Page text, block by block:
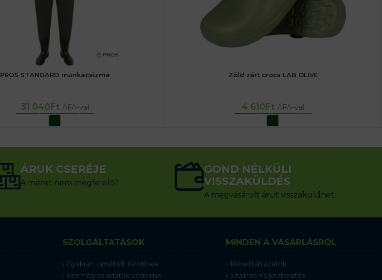
PROS STANDARD munkacsizma
31 040Ft ÁFA-val
OPCIÓK VÁLASZTÁSA
Zöld zárt crocs LAB OLIVE
4 610Ft ÁFA-val
OPCIÓK VÁLASZTÁSA
ÁRUK CSERÉJE
A méret nem megfelelő?
GOND NÉLKÜLI
VISSZAKÜLDÉS
A megvásárolt árut visszaküldheti
SZOLGÁLTATÁSOK
Gyakran Ismételt Kérdések
Személyes adatok védelme
MINDEN A VÁSÁRLÁSRÓL
Mérettáblázatok
Szállítás és kézbesítés